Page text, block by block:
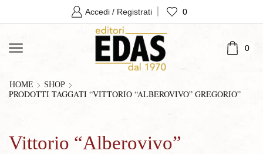
Accedi / Registrati 0
0
HOME SHOP
PRODOTTI TAGGATI “VITTORIO “ALBEROVIVO” GREGORIO”
Vittorio “Alberovivo”